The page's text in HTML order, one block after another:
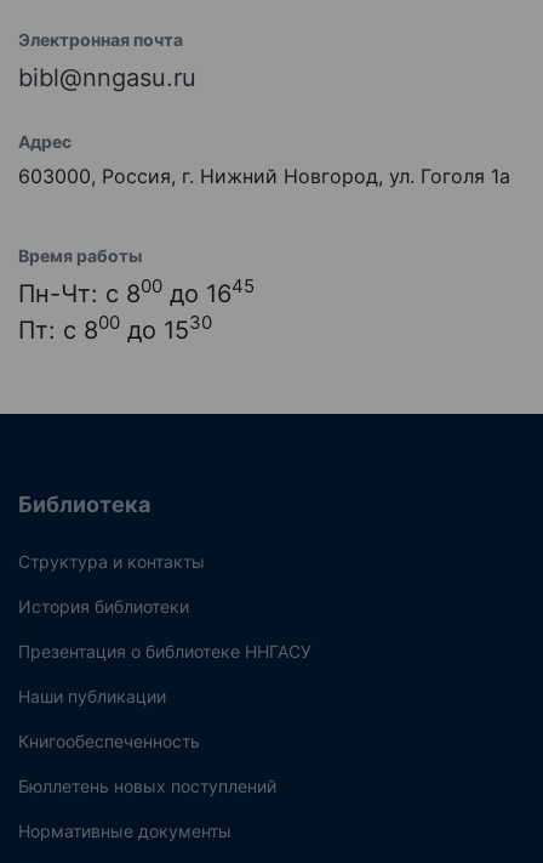
Электронная почта
bibl@nngasu.ru
Адрес
603000, Россия, г. Нижний Новгород, ул. Гоголя 1а
Время работы
Пн-Чт: с 800 до 1645
Пт: с 800 до 1530
Библиотека
Структура и контакты
История библиотеки
Презентация о библиотеке ННГАСУ
Наши публикации
Книгообеспеченность
Бюллетень новых поступлений
Нормативные документы